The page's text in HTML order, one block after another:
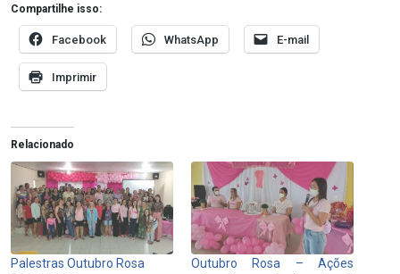
Compartilhe isso:
Facebook WhatsApp E-mail
Imprimir
Relacionado
Palestras Outubro Rosa
Outubro Rosa – Ações